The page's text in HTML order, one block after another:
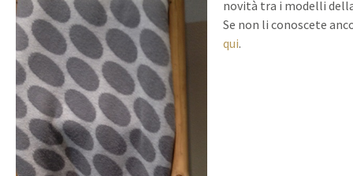
novità tra i modelli
Se non li conoscete
qui.